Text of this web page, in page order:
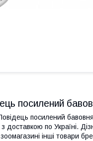
посилений
посилений
доставкою по Україні.
інші товари